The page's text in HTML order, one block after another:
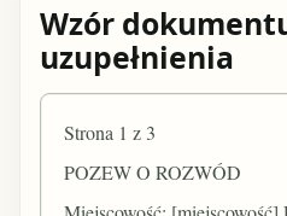
Wzór
uzupełnienia
Strona 1 z 3
POZEW O ROZWÓD